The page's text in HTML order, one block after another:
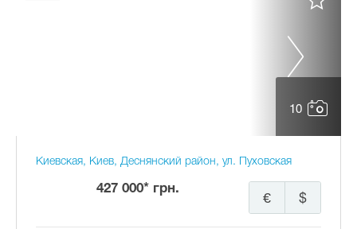
10
Киевская, Киев, Деснянский район, ул. Пуховская
427 000* грн.
$
€